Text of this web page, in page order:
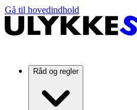
Gå til hovedindhold
Råd og regler